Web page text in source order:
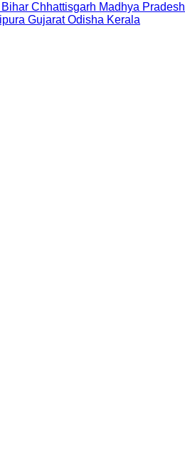
Bihar Chhattisgarh Madhya Pradesh
Gujarat Odisha Kerala